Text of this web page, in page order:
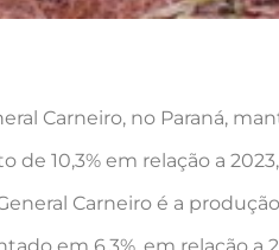
Carneiro, no Paraná,
10,3% em relação a
Carneiro é a
em 6,3%, em relação a